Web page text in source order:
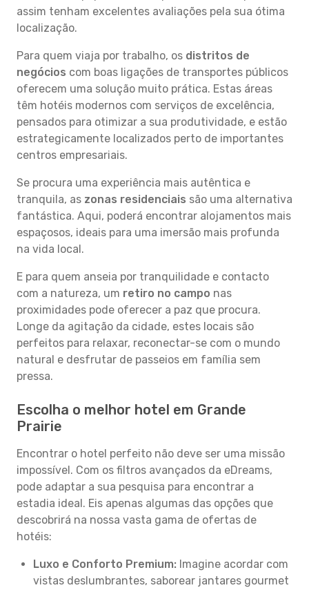
assim tenham excelentes avaliações pela sua ótima
localização.
Para quem viaja por trabalho, os distritos de
negócios com boas ligações de transportes públicos
oferecem uma solução muito prática. Estas áreas
têm hotéis modernos com serviços de excelência,
pensados para otimizar a sua produtividade, e estão
estrategicamente localizados perto de importantes
centros empresariais.
Se procura uma experiência mais autêntica e
tranquila, as zonas residenciais são uma alternativa
fantástica. Aqui, poderá encontrar alojamentos mais
espaçosos, ideais para uma imersão mais profunda
na vida local.
E para quem anseia por tranquilidade e contacto
com a natureza, um retiro no campo nas
proximidades pode oferecer a paz que procura.
Longe da agitação da cidade, estes locais são
perfeitos para relaxar, reconectar-se com o mundo
natural e desfrutar de passeios em família sem
pressa.
Escolha o melhor hotel em Grande
Prairie
Encontrar o hotel perfeito não deve ser uma missão
impossível. Com os filtros avançados da eDreams,
pode adaptar a sua pesquisa para encontrar a
estadia ideal. Eis apenas algumas das opções que
descobrirá na nossa vasta gama de ofertas de
hotéis:
Luxo e Conforto Premium: Imagine acordar com
vistas deslumbrantes, saborear jantares gourmet